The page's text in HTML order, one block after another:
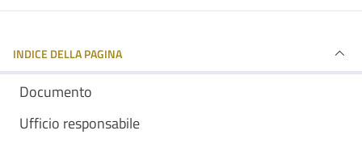
INDICE DELLA PAGINA
Documento
Ufficio responsabile